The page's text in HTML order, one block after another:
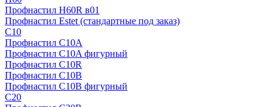
Профнастил H60R в01
Профнастил Estet (стандартные под заказ)
C10
Профнастил С10A
Профнастил С10A фигурный
Профнастил С10R
Профнастил С10В
Профнастил С10В фигурный
C20